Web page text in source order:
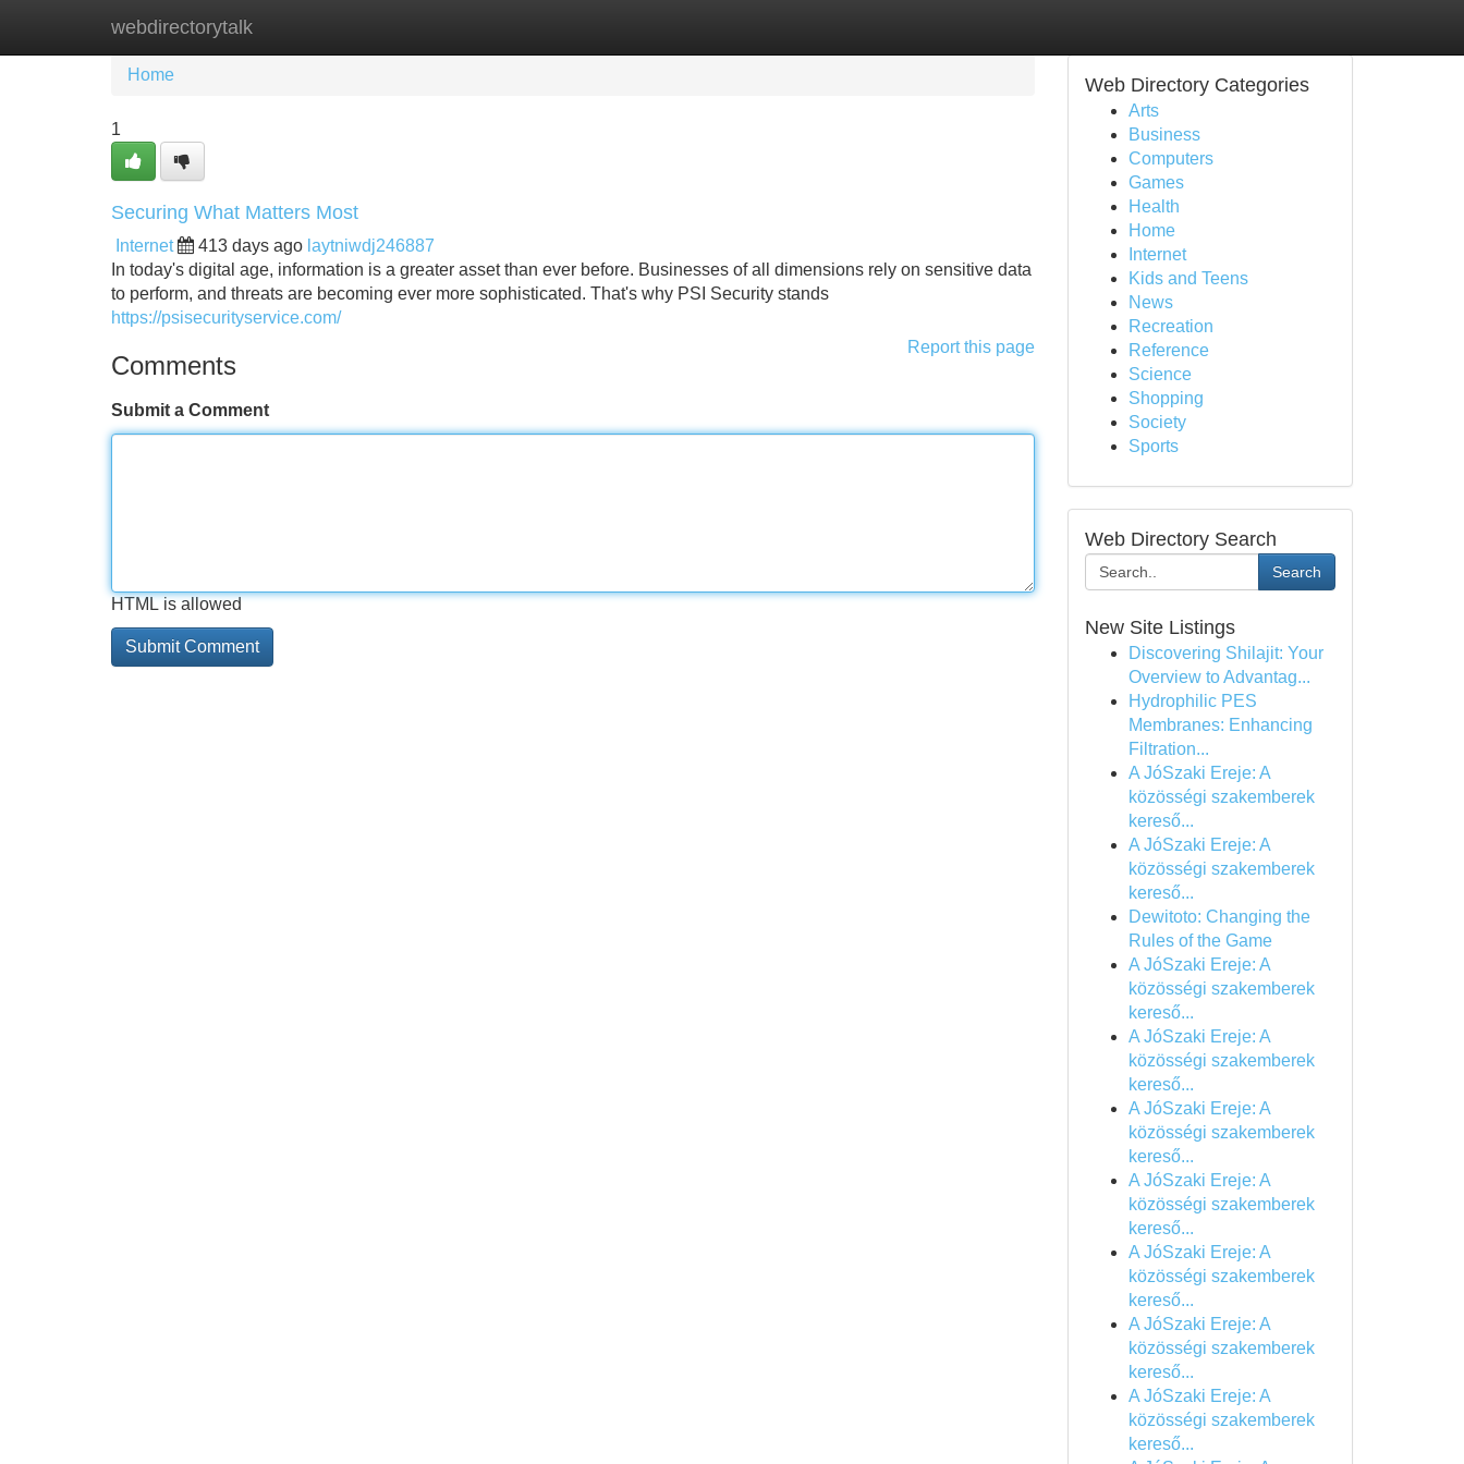
webdirectorytalk
Home New Site Listings
Home
1
Securing What Matters Most
Internet 413 days ago laytniwdj246887
In today's digital age, information is a greater asset than ever before. Businesses of all dimensions rely on sensitive data
to perform, and threats are becoming ever more sophisticated. That's why PSI Security stands
https://psisecurityservice.com/
Report this page
Comments
Submit a Comment
HTML is allowed
Web Directory Categories
Arts
Business
Computers
Games
Health
Home
Internet
Kids and Teens
News
Recreation
Reference
Science
Shopping
Society
Sports
Web Directory Search
Search
New Site Listings
Discovering Shilajit: Your
Overview to Advantag...
Hydrophilic PES
Membranes: Enhancing
Filtration...
A JóSzaki Ereje: A
közösségi szakemberek
kereső...
A JóSzaki Ereje: A
közösségi szakemberek
kereső...
Dewitoto: Changing the
Rules of the Game
A JóSzaki Ereje: A
közösségi szakemberek
kereső...
A JóSzaki Ereje: A
közösségi szakemberek
kereső...
A JóSzaki Ereje: A
közösségi szakemberek
kereső...
A JóSzaki Ereje: A
közösségi szakemberek
kereső...
A JóSzaki Ereje: A
közösségi szakemberek
kereső...
A JóSzaki Ereje: A
közösségi szakemberek
kereső...
A JóSzaki Ereje: A
közösségi szakemberek
kereső...